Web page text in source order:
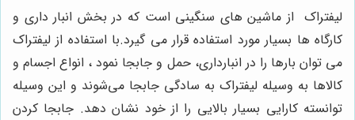
لیفتراک از ماشین های سنگینی است که در بخش انبار داری و
کارگاه ها بسیار مورد استفاده قرار می گیرد.با استفاده از لیفتراک
می توان بارها را در انبارداری، حمل و جابجا نمود ، انواع اجسام و
کالاها به وسیله لیفتراک به سادگی جابجا می‌شوند و این وسیله
توانسته کارایی بسیار بالایی را از خود نشان دهد. جابجا کردن